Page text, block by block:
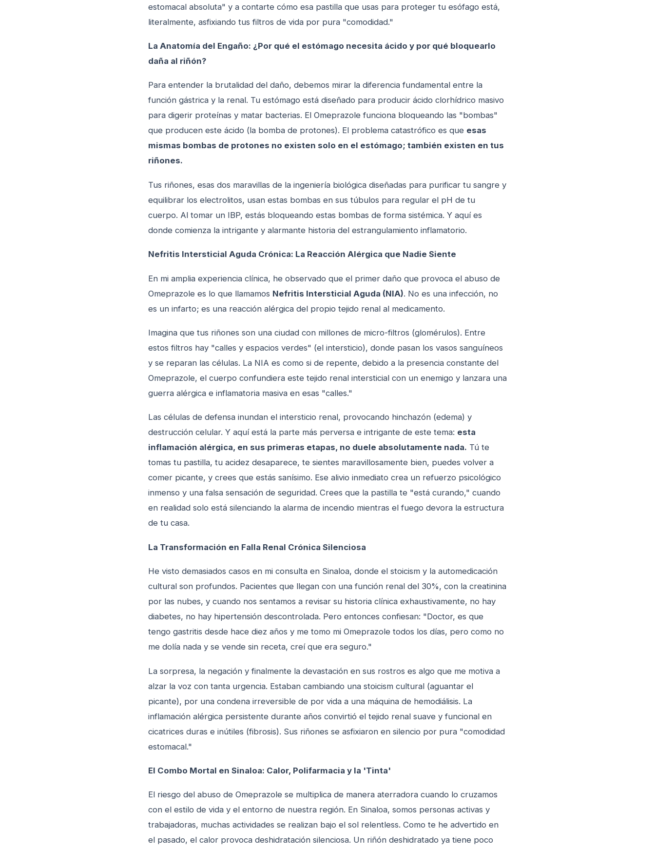
estomacal absoluta" y a contarte cómo esa pastilla que usas para proteger tu esófago está,
literalmente, asfixiando tus filtros de vida por pura "comodidad."
La Anatomía del Engaño: ¿Por qué el estómago necesita ácido y por qué bloquearlo
daña al riñón?
Para entender la brutalidad del daño, debemos mirar la diferencia fundamental entre la
función gástrica y la renal. Tu estómago está diseñado para producir ácido clorhídrico masivo
para digerir proteínas y matar bacterias. El Omeprazole funciona bloqueando las "bombas"
que producen este ácido (la bomba de protones). El problema catastrófico es que esas
mismas bombas de protones no existen solo en el estómago; también existen en tus
riñones.
Tus riñones, esas dos maravillas de la ingeniería biológica diseñadas para purificar tu sangre y
equilibrar los electrolitos, usan estas bombas en sus túbulos para regular el pH de tu
cuerpo. Al tomar un IBP, estás bloqueando estas bombas de forma sistémica. Y aquí es
donde comienza la intrigante y alarmante historia del estrangulamiento inflamatorio.
Nefritis Intersticial Aguda Crónica: La Reacción Alérgica que Nadie Siente
En mi amplia experiencia clínica, he observado que el primer daño que provoca el abuso de
Omeprazole es lo que llamamos Nefritis Intersticial Aguda (NIA). No es una infección, no
es un infarto; es una reacción alérgica del propio tejido renal al medicamento.
Imagina que tus riñones son una ciudad con millones de micro-filtros (glomérulos). Entre
estos filtros hay "calles y espacios verdes" (el intersticio), donde pasan los vasos sanguíneos
y se reparan las células. La NIA es como si de repente, debido a la presencia constante del
Omeprazole, el cuerpo confundiera este tejido renal intersticial con un enemigo y lanzara una
guerra alérgica e inflamatoria masiva en esas "calles."
Las células de defensa inundan el intersticio renal, provocando hinchazón (edema) y
destrucción celular. Y aquí está la parte más perversa e intrigante de este tema: esta
inflamación alérgica, en sus primeras etapas, no duele absolutamente nada. Tú te
tomas tu pastilla, tu acidez desaparece, te sientes maravillosamente bien, puedes volver a
comer picante, y crees que estás sanísimo. Ese alivio inmediato crea un refuerzo psicológico
inmenso y una falsa sensación de seguridad. Crees que la pastilla te "está curando," cuando
en realidad solo está silenciando la alarma de incendio mientras el fuego devora la estructura
de tu casa.
La Transformación en Falla Renal Crónica Silenciosa
He visto demasiados casos en mi consulta en Sinaloa, donde el stoicism y la automedicación
cultural son profundos. Pacientes que llegan con una función renal del 30%, con la creatinina
por las nubes, y cuando nos sentamos a revisar su historia clínica exhaustivamente, no hay
diabetes, no hay hipertensión descontrolada. Pero entonces confiesan: "Doctor, es que
tengo gastritis desde hace diez años y me tomo mi Omeprazole todos los días, pero como no
me dolía nada y se vende sin receta, creí que era seguro."
La sorpresa, la negación y finalmente la devastación en sus rostros es algo que me motiva a
alzar la voz con tanta urgencia. Estaban cambiando una stoicism cultural (aguantar el
picante), por una condena irreversible de por vida a una máquina de hemodiálisis. La
inflamación alérgica persistente durante años convirtió el tejido renal suave y funcional en
cicatrices duras e inútiles (fibrosis). Sus riñones se asfixiaron en silencio por pura "comodidad
estomacal."
El Combo Mortal en Sinaloa: Calor, Polifarmacia y la 'Tinta'
El riesgo del abuso de Omeprazole se multiplica de manera aterradora cuando lo cruzamos
con el estilo de vida y el entorno de nuestra región. En Sinaloa, somos personas activas y
trabajadoras, muchas actividades se realizan bajo el sol relentless. Como te he advertido en
el pasado, el calor provoca deshidratación silenciosa. Un riñón deshidratado ya tiene poco